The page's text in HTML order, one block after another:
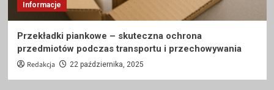
Informacje
Przekładki piankowe – skuteczna ochrona
przedmiotów podczas transportu i przechowywania
Redakcja 22 października, 2025